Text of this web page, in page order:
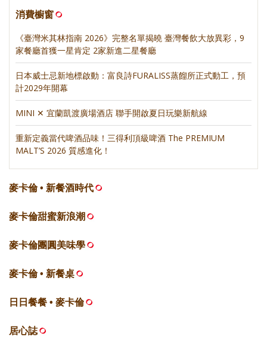
消費櫥窗
《臺灣米其林指南 2026》完整名單揭曉 臺灣餐飲大放異彩，9
家餐廳首獲一星肯定 2家新進二星餐廳
日本威士忌新地標啟動：富良詩FURALISS蒸餾所正式動工，預
計2029年開幕
MINI ✕ 宜蘭凱渡廣場酒店 聯手開啟夏日玩樂新航線
重新定義當代啤酒品味！三得利頂級啤酒 The PREMIUM
MALT’S 2026 質感進化！
麥卡倫 • 新餐酒時代
麥卡倫甜蜜新浪潮
麥卡倫團圓美味學
麥卡倫 • 新餐桌
日日餐餐 • 麥卡倫
居心誌